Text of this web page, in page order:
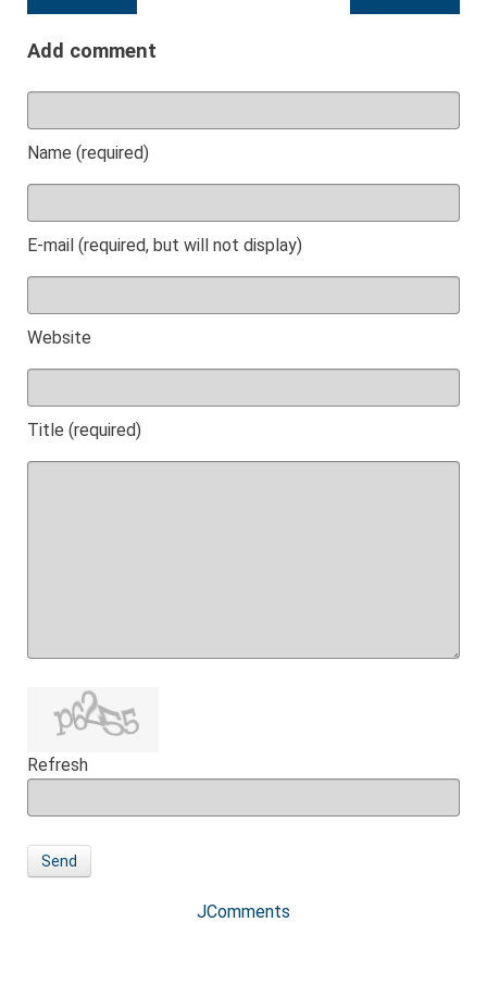
Add comment
Name (required)
E-mail (required, but will not display)
Website
Title (required)
Refresh
Send
JComments